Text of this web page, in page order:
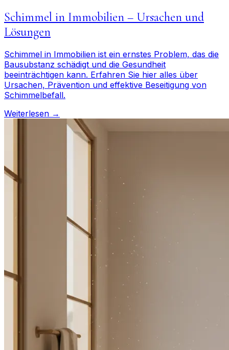
Schimmel in Immobilien – Ursachen und
Lösungen
Schimmel in Immobilien ist ein ernstes Problem, das die
Bausubstanz schädigt und die Gesundheit
beeinträchtigen kann. Erfahren Sie hier alles über
Ursachen, Prävention und effektive Beseitigung von
Schimmelbefall.
Weiterlesen →